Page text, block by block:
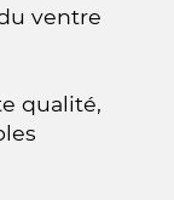
ventre
qualité,